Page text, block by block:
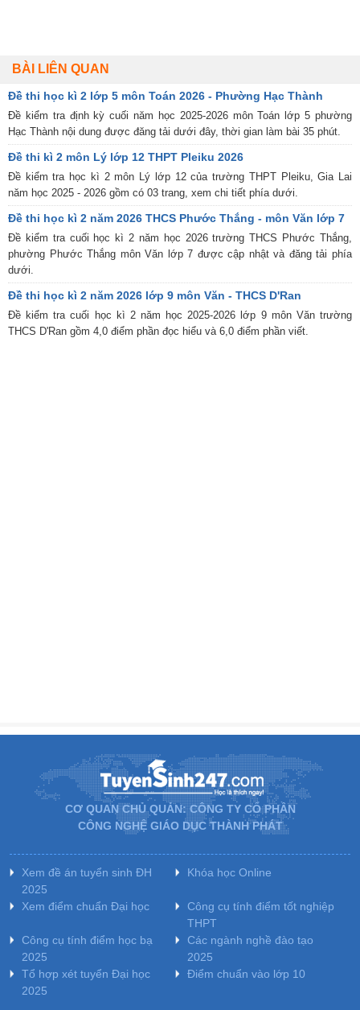
BÀI LIÊN QUAN
Đề thi học kì 2 lớp 5 môn Toán 2026 - Phường Hạc Thành
Đề kiểm tra định kỳ cuối năm học 2025-2026 môn Toán lớp 5 phường
Hạc Thành nội dung được đăng tải dưới đây, thời gian làm bài 35 phút.
Đề thi kì 2 môn Lý lớp 12 THPT Pleiku 2026
Đề kiểm tra học kì 2 môn Lý lớp 12 của trường THPT Pleiku, Gia Lai
năm học 2025 - 2026 gồm có 03 trang, xem chi tiết phía dưới.
Đề thi học kì 2 năm 2026 THCS Phước Thắng - môn Văn lớp 7
Đề kiểm tra cuối học kì 2 năm học 2026 trường THCS Phước Thắng,
phường Phước Thắng môn Văn lớp 7 được cập nhật và đăng tải phía
dưới.
Đề thi học kì 2 năm 2026 lớp 9 môn Văn - THCS D'Ran
Đề kiểm tra cuối học kì 2 năm học 2025-2026 lớp 9 môn Văn trường
THCS D'Ran gồm 4,0 điểm phần đọc hiểu và 6,0 điểm phần viết.
CƠ QUAN CHỦ QUẢN: CÔNG TY CỔ PHẦN
CÔNG NGHỆ GIÁO DỤC THÀNH PHÁT
Xem đề án tuyển sinh ĐH
2025
Khóa học Online
Xem điểm chuẩn Đại học
Công cụ tính điểm tốt nghiệp
THPT
Công cụ tính điểm học bạ
2025
Các ngành nghề đào tạo
2025
Tổ hợp xét tuyển Đại học
2025
Điểm chuẩn vào lớp 10